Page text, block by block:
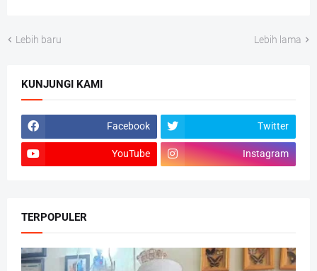
Lebih baru Lebih lama
KUNJUNGI KAMI
Facebook Twitter
YouTube Instagram
TERPOPULER